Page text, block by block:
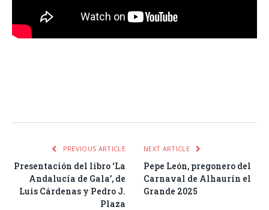
PREVIOUS ARTICLE
Presentación del libro ‘La
Andalucía de Gala’, de
Luis Cárdenas y Pedro J.
Plaza
NEXT ARTICLE
Pepe León, pregonero del
Carnaval de Alhaurín el
Grande 2025